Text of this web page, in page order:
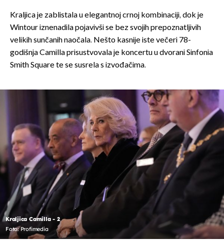
Kraljica je zablistala u elegantnoj crnoj kombinaciji, dok je
Wintour iznenadila pojavivši se bez svojih prepoznatljivih
velikih sunčanih naočala. Nešto kasnije iste večeri 78-
godišnja Camilla prisustvovala je koncertu u dvorani Sinfonia
Smith Square te se susrela s izvođačima.
Kraljica Camilla - 2
Foto: Profimedia